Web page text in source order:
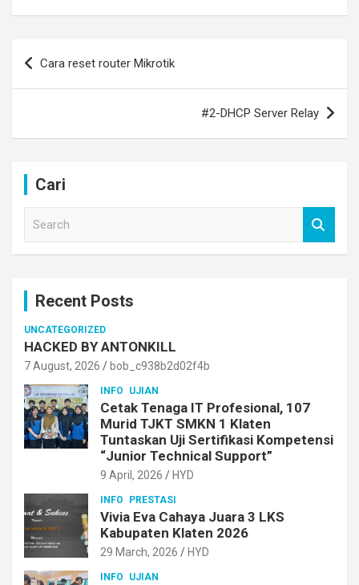
Post
navigation
Cara reset router Mikrotik
#2-DHCP Server Relay
Cari
Recent Posts
UNCATEGORIZED
HACKED BY ANTONKILL
7 August, 2026 bob_c938b2d02f4b
INFO UJIAN
Cetak Tenaga IT Profesional, 107
Murid TJKT SMKN 1 Klaten
Tuntaskan Uji Sertifikasi Kompetensi
“Junior Technical Support”
9 April, 2026 HYD
INFO PRESTASI
Vivia Eva Cahaya Juara 3 LKS
Kabupaten Klaten 2026
29 March, 2026 HYD
INFO UJIAN